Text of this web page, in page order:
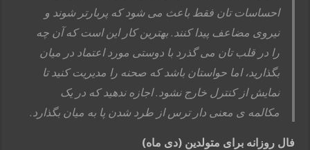
احساسات تان فقط باعث می شود که پربارتر شوند و
نیروی مضاعف پیدا کنند. بهترین کار این است که آن چه
را در قلب تان می گذرد با دوستی مورد اعتماد در میان
بگذارید، اما حواستان باشد که صحنه را مدیریت کنید تا
نمایش از کنترل خارج نشود. اجازه ندهید که در یک
مکالمه ی معنی دار ترس از طرد شدن پا به میان بگذارد.
فال روزانه برای متولدین (دی ماه)